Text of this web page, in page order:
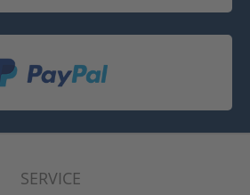
SERVICE